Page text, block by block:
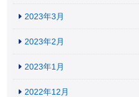
2023年3月
2023年2月
2023年1月
2022年12月